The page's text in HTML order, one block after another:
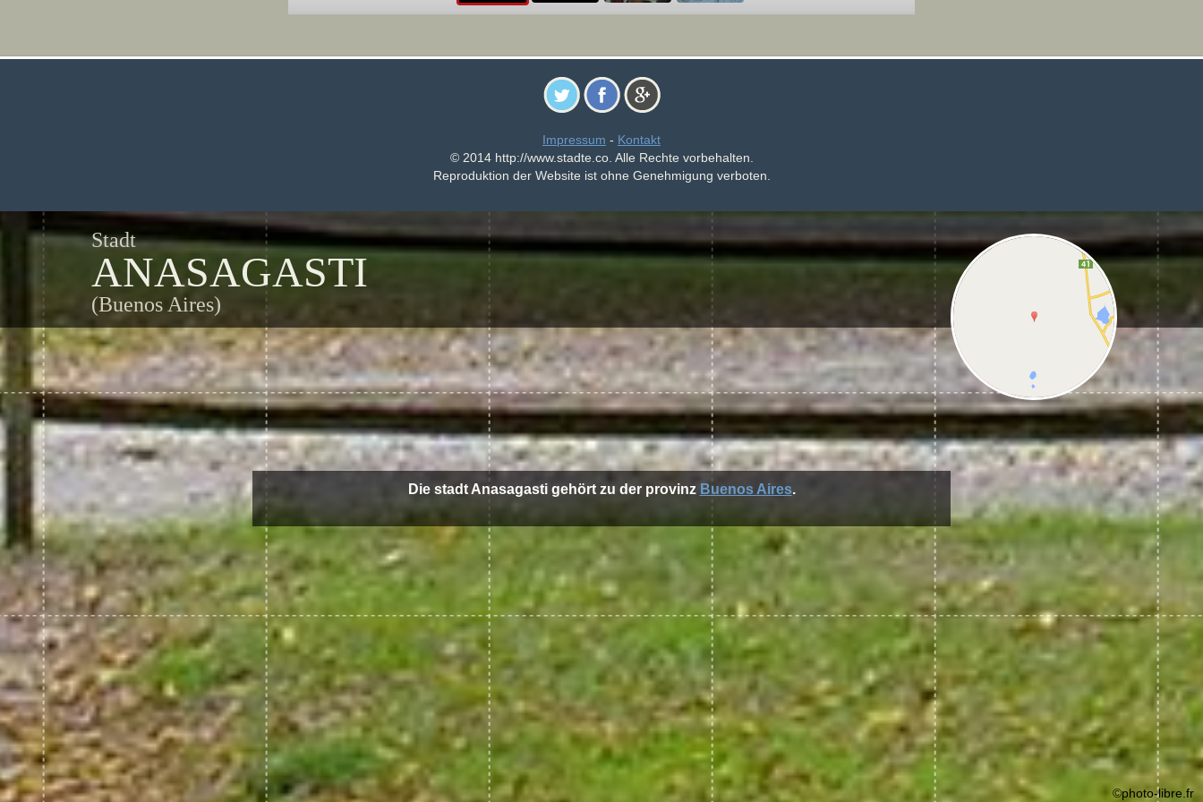
Impressum - Kontakt
© 2014 http://www.stadte.co. Alle Rechte vorbehalten.
Reproduktion der Website ist ohne Genehmigung verboten.
Stadt
ANASAGASTI
(Buenos Aires)
Die stadt Anasagasti gehört zu der provinz Buenos Aires.
©photo-libre.fr